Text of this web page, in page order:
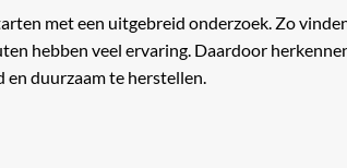
met een uitgebreid onderzoek. Zo
hebben veel ervaring. Daardoor
en duurzaam te herstellen.